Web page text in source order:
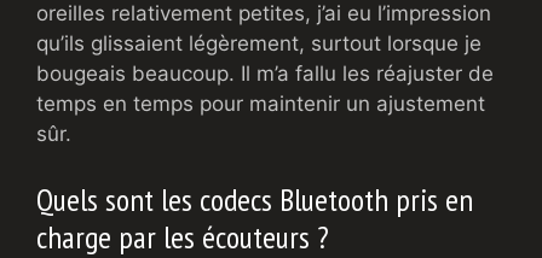
oreilles relativement petites, j’ai eu l’impression
qu’ils glissaient légèrement, surtout lorsque je
bougeais beaucoup. Il m’a fallu les réajuster de
temps en temps pour maintenir un ajustement
sûr.
Quels sont les codecs Bluetooth pris en
charge par les écouteurs ?